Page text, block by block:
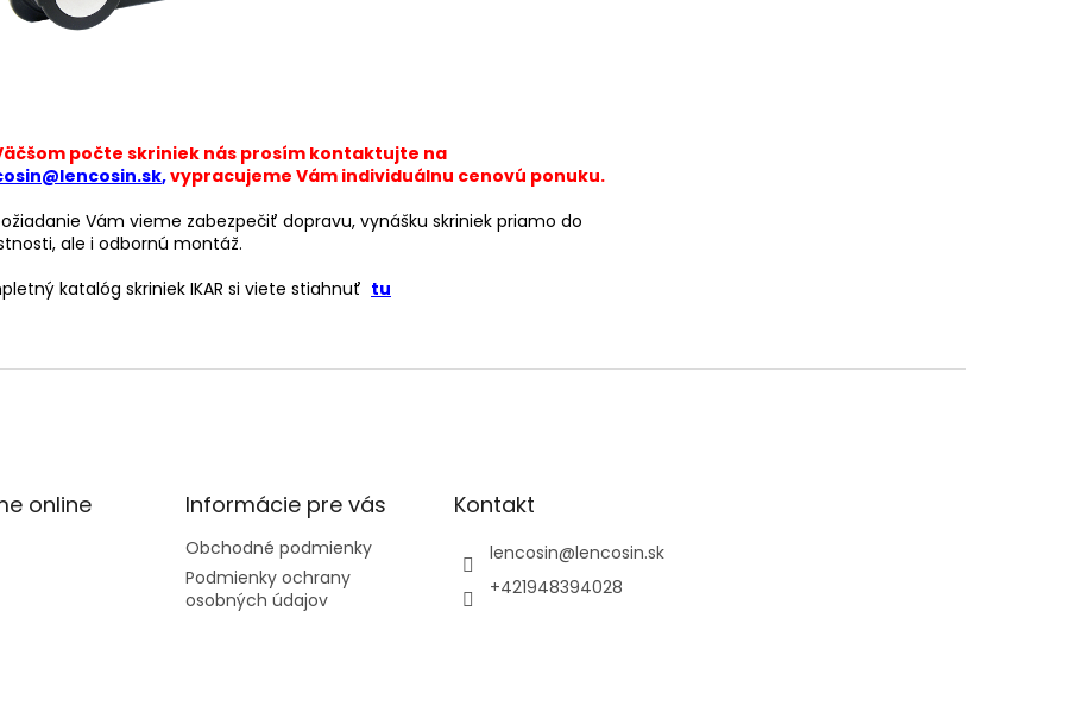
počte skriniek nás prosím kontaktujte na
,vypracujeme Vám individuálnu cenovú ponuku.
Vám vieme zabezpečiť dopravu, vynášku skriniek priamo do
ale i odbornú montáž.
katalóg skriniek IKAR si viete stiahnuť tu
online Informácie pre vás
Obchodné podmienky
Podmienky ochrany
osobných údajov
Kontakt
lencosin@lencosin.sk
+421948394028